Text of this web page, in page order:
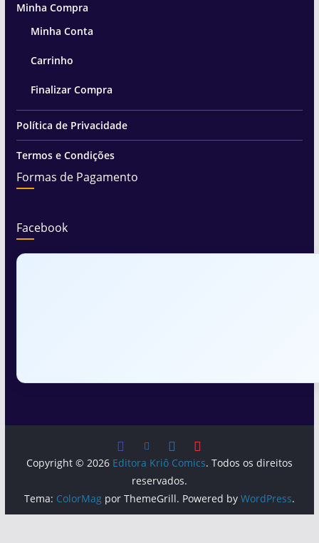
Minha Compra
Minha Conta
Carrinho
Finalizar Compra
Política de Privacidade
Termos e Condições
Formas de Pagamento
Facebook
Copyright © 2026 Editora Kriô Comics. Todos os direitos
reservados.
Tema: ColorMagpor ThemeGrill. Powered by WordPress.